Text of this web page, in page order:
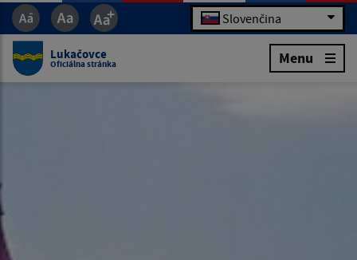
Slovenčina
Lukačovce
Oficiálna stránka Menu